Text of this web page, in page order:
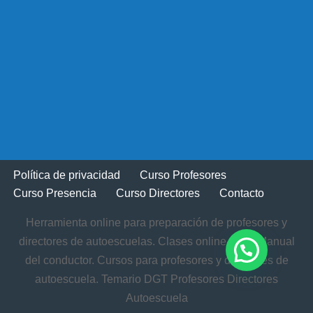
Política de privacidad
Curso Profesores
Curso Presencia
Curso Directores Contacto
Herramienta online para preparación de profesores y
directores de autoescuelas. Clases online. Test. Manual
del conductor. Cursos para profesores y directores de
autoescuela. Temario DGT Profesores Directores
Autoescuela